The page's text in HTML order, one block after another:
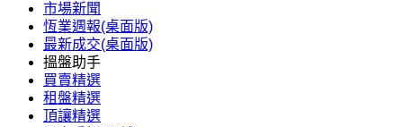
市場新聞
恆業週報(桌面版)
最新成交(桌面版)
搵盤助手
買賣精選
租盤精選
頂讓精選